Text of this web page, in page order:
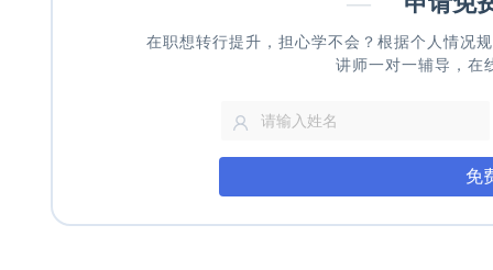
在职想转行提升，担心学不会？根据个人情况
讲师一对一辅导，在
免